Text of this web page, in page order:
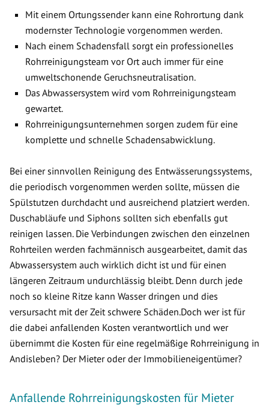
Mit einem Ortungssender kann eine Rohrortung dank
modernster Technologie vorgenommen werden.
Nach einem Schadensfall sorgt ein professionelles
Rohrreinigungsteam vor Ort auch immer für eine
umweltschonende Geruchsneutralisation.
Das Abwassersystem wird vom Rohrreinigungsteam
gewartet.
Rohrreinigungsunternehmen sorgen zudem für eine
komplette und schnelle Schadensabwicklung.
Bei einer sinnvollen Reinigung des Entwässerungssystems,
die periodisch vorgenommen werden sollte, müssen die
Spülstutzen durchdacht und ausreichend platziert werden.
Duschabläufe und Siphons sollten sich ebenfalls gut
reinigen lassen. Die Verbindungen zwischen den einzelnen
Rohrteilen werden fachmännisch ausgearbeitet, damit das
Abwassersystem auch wirklich dicht ist und für einen
längeren Zeitraum undurchlässig bleibt. Denn durch jede
noch so kleine Ritze kann Wasser dringen und dies
versursacht mit der Zeit schwere Schäden.Doch wer ist für
die dabei anfallenden Kosten verantwortlich und wer
übernimmt die Kosten für eine regelmäßige Rohrreinigung in
Andisleben? Der Mieter oder der Immobilieneigentümer?
Anfallende Rohrreinigungskosten für Mieter